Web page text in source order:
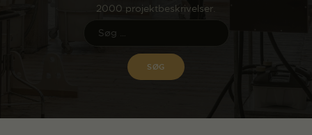
2000 projektbeskrivelser.